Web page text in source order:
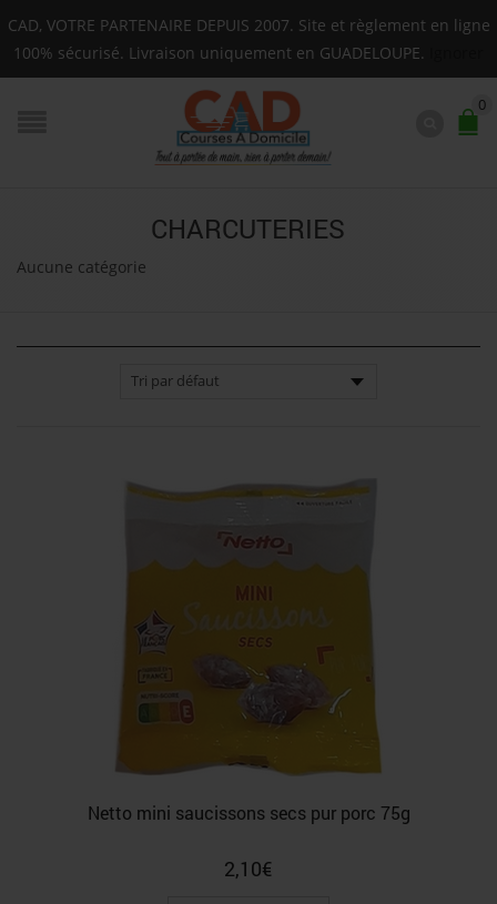
: Mardi, Jeudi, Samedi (Basse-terre
0
CHARCUTERIES
Aucune catégorie
Netto mini saucissons secs pur porc 75g
2,10€
CAD, VOTRE PARTENAIRE DEPUIS 2007. Site et règlement en ligne
100% sécurisé. Livraison uniquement en GUADELOUPE.